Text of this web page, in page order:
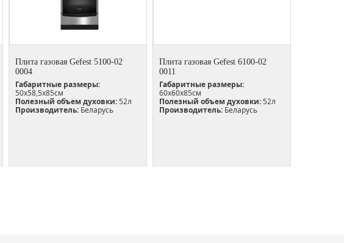
Плита газовая Gefest 5100-02
0004
Габаритные размеры:
50x58,5x85см
Полезный объем духовки:52л
Производитель: Беларусь
Плита газовая Gefest 6100-02
0011
Габаритные размеры:
60х60х85см
Полезный объем духовки:52л
Производитель: Беларусь